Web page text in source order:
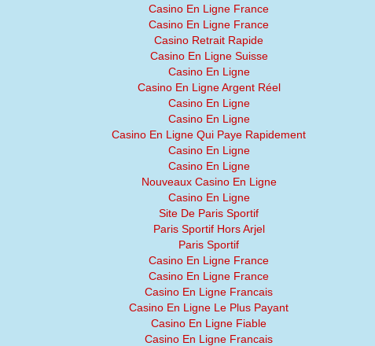
Casino En Ligne France
Casino En Ligne France
Casino Retrait Rapide
Casino En Ligne Suisse
Casino En Ligne
Casino En Ligne Argent Réel
Casino En Ligne
Casino En Ligne
Casino En Ligne Qui Paye Rapidement
Casino En Ligne
Casino En Ligne
Nouveaux Casino En Ligne
Casino En Ligne
Site De Paris Sportif
Paris Sportif Hors Arjel
Paris Sportif
Casino En Ligne France
Casino En Ligne France
Casino En Ligne Francais
Casino En Ligne Le Plus Payant
Casino En Ligne Fiable
Casino En Ligne Francais